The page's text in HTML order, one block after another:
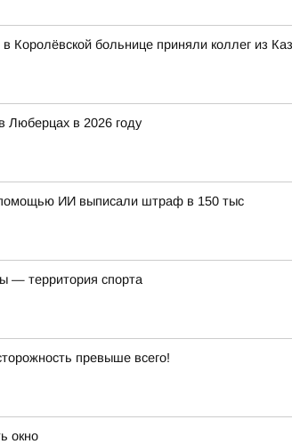
Королёвской больнице приняли коллег из
в 2026 году
ИИ выписали штраф в 150 тыс
— территория спорта
превыше всего!
окно